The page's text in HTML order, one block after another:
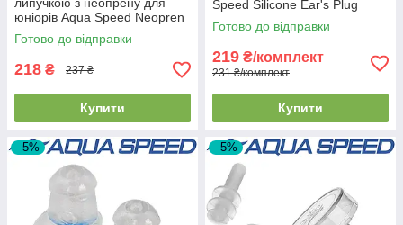
юніорів Aqua Speed Neopren
Earband Jr чорна
Готово до відправки
218 ₴ 237 ₴
Купити
Speed Silicone Ear's Plug
прозорі (4шт.)
Готово до відправки
219 ₴/комплект
231 ₴/комплект
Купити
–5% –5%